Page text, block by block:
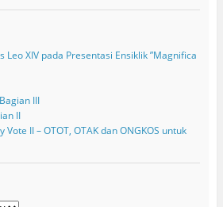
Leo XIV pada Presentasi Ensiklik ”Magnifica
III
II
II – OTOT, OTAK dan ONGKOS untuk